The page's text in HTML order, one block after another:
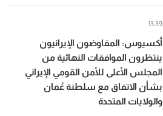
أكسيوس: المفاوضون الإيرانيون
ينتظرون الموافقات النهائية من
المجلس الأعلى للأمن القومي الإيراني
بشأن الاتفاق مع سلطنة عُمان
والولايات المتحدة
13:39